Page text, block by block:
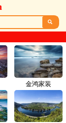

金鸿家装